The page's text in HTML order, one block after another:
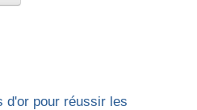
d'or pour réussir les